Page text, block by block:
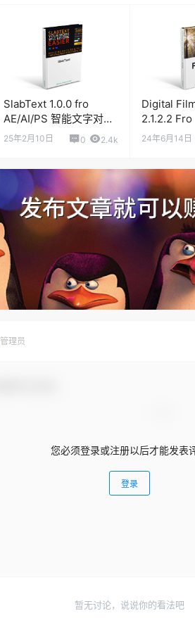
SlabText 1.0.0 fro
AE/AI/PS 智能文字对齐
工具
25年2月10日 0 2.4k
Digital
2.1.2.2
丁达尔光
24年6月14日
管理员
您必须登录或注册以后才能发表
登录
暂无讨论，说说你的看法吧